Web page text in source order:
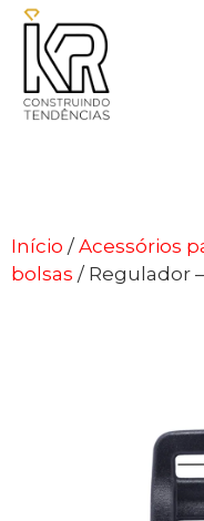
Início /Acessórios
bolsas / Regulador